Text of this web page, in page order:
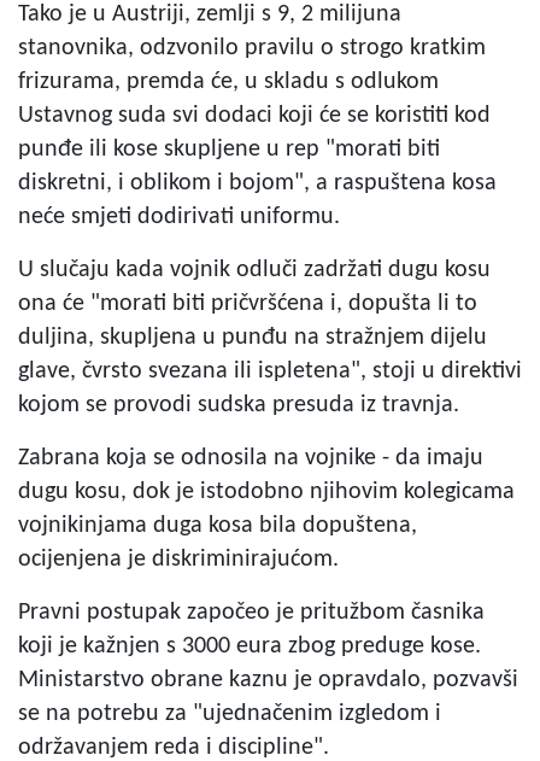
Tako je u Austriji, zemlji s 9, 2 milijuna
stanovnika, odzvonilo pravilu o strogo kratkim
frizurama, premda će, u skladu s odlukom
Ustavnog suda svi dodaci koji će se koristiti kod
punđe ili kose skupljene u rep "morati biti
diskretni, i oblikom i bojom", a raspuštena kosa
neće smjeti dodirivati uniformu.
U slučaju kada vojnik odluči zadržati dugu kosu
ona će "morati biti pričvršćena i, dopušta li to
duljina, skupljena u punđu na stražnjem dijelu
glave, čvrsto svezana ili ispletena", stoji u direktivi
kojom se provodi sudska presuda iz travnja.
Zabrana koja se odnosila na vojnike - da imaju
dugu kosu, dok je istodobno njihovim kolegicama
vojnikinjama duga kosa bila dopuštena,
ocijenjena je diskriminirajućom.
Pravni postupak započeo je pritužbom časnika
koji je kažnjen s 3000 eura zbog preduge kose.
Ministarstvo obrane kaznu je opravdalo, pozvavši
se na potrebu za "ujednačenim izgledom i
održavanjem reda i discipline".